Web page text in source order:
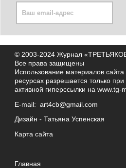
© 2003-2024 Журнал
Все права защищены
Использование материалов сайта
ресурсах разрешается только
активной гиперссылки на www.tg-
E-mail: art4cb@gmail.com
Дизайн - Татьяна Успенская
Карта сайта
Главная